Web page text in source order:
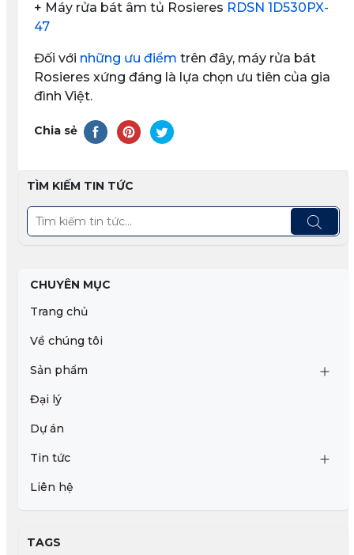
+ Máy rửa bát âm tủ Rosieres RDSN 1D530PX-
47
Đối với những ưu điểm trên đây, máy rửa bát
Rosieres xứng đáng là lựa chọn ưu tiên của gia
đình Việt.
Chia sẻ
TÌM KIẾM TIN TỨC
CHUYÊN MỤC
Trang chủ
Về chúng tôi
Sản phẩm
Đại lý
Dự án
Tin tức
Liên hệ
TAGS